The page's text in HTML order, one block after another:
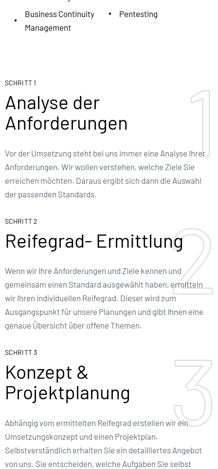
Business Continuity
Management
Pentesting
1
1
SCHRITT 1
Analyse der
Anforderungen
Vor der Umsetzung steht bei uns immer eine Analyse Ihrer
Anforderungen. Wir wollen verstehen, welche Ziele Sie
erreichen möchten. Daraus ergibt sich dann die Auswahl
der passenden Standards.
2
2
SCHRITT 2
Reifegrad- Ermittlung
Wenn wir Ihre Anforderungen und Ziele kennen und
gemeinsam einen Standard ausgewählt haben, ermitteln
wir Ihren individuellen Reifegrad. Dieser wird zum
Ausgangspunkt für unsere Planungen und gibt Ihnen eine
genaue Übersicht über offene Themen.
3
3
SCHRITT 3
Konzept &
Projektplanung
Abhängig vom ermittelten Reifegrad erstellen wir ein
Umsetzungskonzept und einen Projektplan.
Selbstverständlich erhalten Sie ein detailliertes Angebot
von uns. Sie entscheiden, welche Aufgaben Sie selbst